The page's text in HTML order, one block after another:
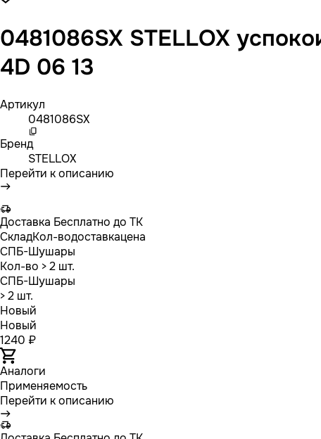
0481086SX STELLOX
4D 06 13
Артикул
0481086SX
Бренд
STELLOX
Перейти к описанию
Доставка Бесплатно до ТК
СкладКол-водоставкацена
СПБ-Шушары
Кол-во > 2 шт.
СПБ-Шушары
> 2 шт.
Новый
Новый
1240 ₽
Аналоги
Применяемость
Перейти к описанию